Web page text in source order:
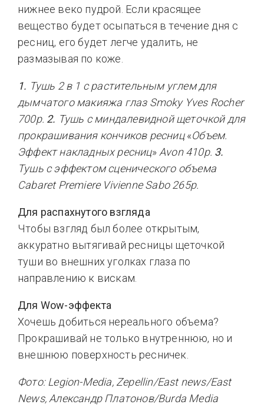
нижнее веко пудрой. Если красящее
вещество будет осыпаться в течение дня с
ресниц, его будет легче удалить, не
размазывая по коже.
1. Тушь 2 в 1 с растительным углем для
дымчатого макияжа глаз SmokyYves Rocher
700р. 2. Тушь с миндалевидной щеточкой для
прокрашивания кончиков ресниц«Объем.
Эффект накладных ресниц» Avon 410р. 3.
Тушь с эффектом сценического объема
Cabaret PremiereVivienne Sabo 265р.
Для распахнутого взгляда
Чтобы взгляд был более открытым,
аккуратно вытягивай ресницы щеточкой
туши во внешних уголках глаза по
направлению к вискам.
Для Wow-эффекта
Хочешь добиться нереального объема?
Прокрашивай не только внутреннюю, но и
внешнюю поверхность ресничек.
Фото: Legion-Media, Zepellin/East news/East
News, Александр Платонов/Burda Media